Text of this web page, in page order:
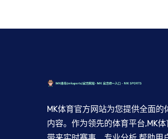
MK体育官方网站为您提供全面的
内容。作为领先的体育平台,MK体